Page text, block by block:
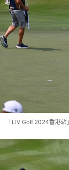
「LIV Golf 2024香港